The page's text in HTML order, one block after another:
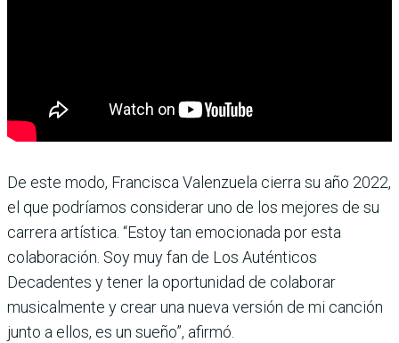
De este modo, Francisca Valenzuela cierra su año 2022,
el que podríamos considerar uno de los mejores de su
carrera artística. “Estoy tan emocionada por esta
colaboración. Soy muy fan de Los Auténticos
Decadentes y tener la oportunidad de colaborar
musicalmente y crear una nueva versión de mi canción
junto a ellos, es un sueño”, afirmó.